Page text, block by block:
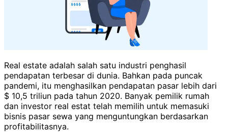
Real estate adalah salah satu industri penghasil
pendapatan terbesar di dunia. Bahkan pada puncak
pandemi, itu menghasilkan pendapatan pasar lebih dari
$ 10,5 triliun pada tahun 2020. Banyak pemilik rumah
dan investor real estat telah memilih untuk memasuki
bisnis pasar sewa yang menguntungkan berdasarkan
profitabilitasnya.